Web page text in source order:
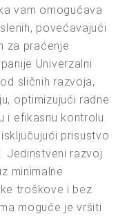
vam omogućava
povećavajući
za praćenje
Univerzalni
sličnih razvoja,
optimizujući radne
i efikasnu kontrolu
prisustvo
Jedinstveni razvoj
minimalne
troškove i bez
moguće je vršiti